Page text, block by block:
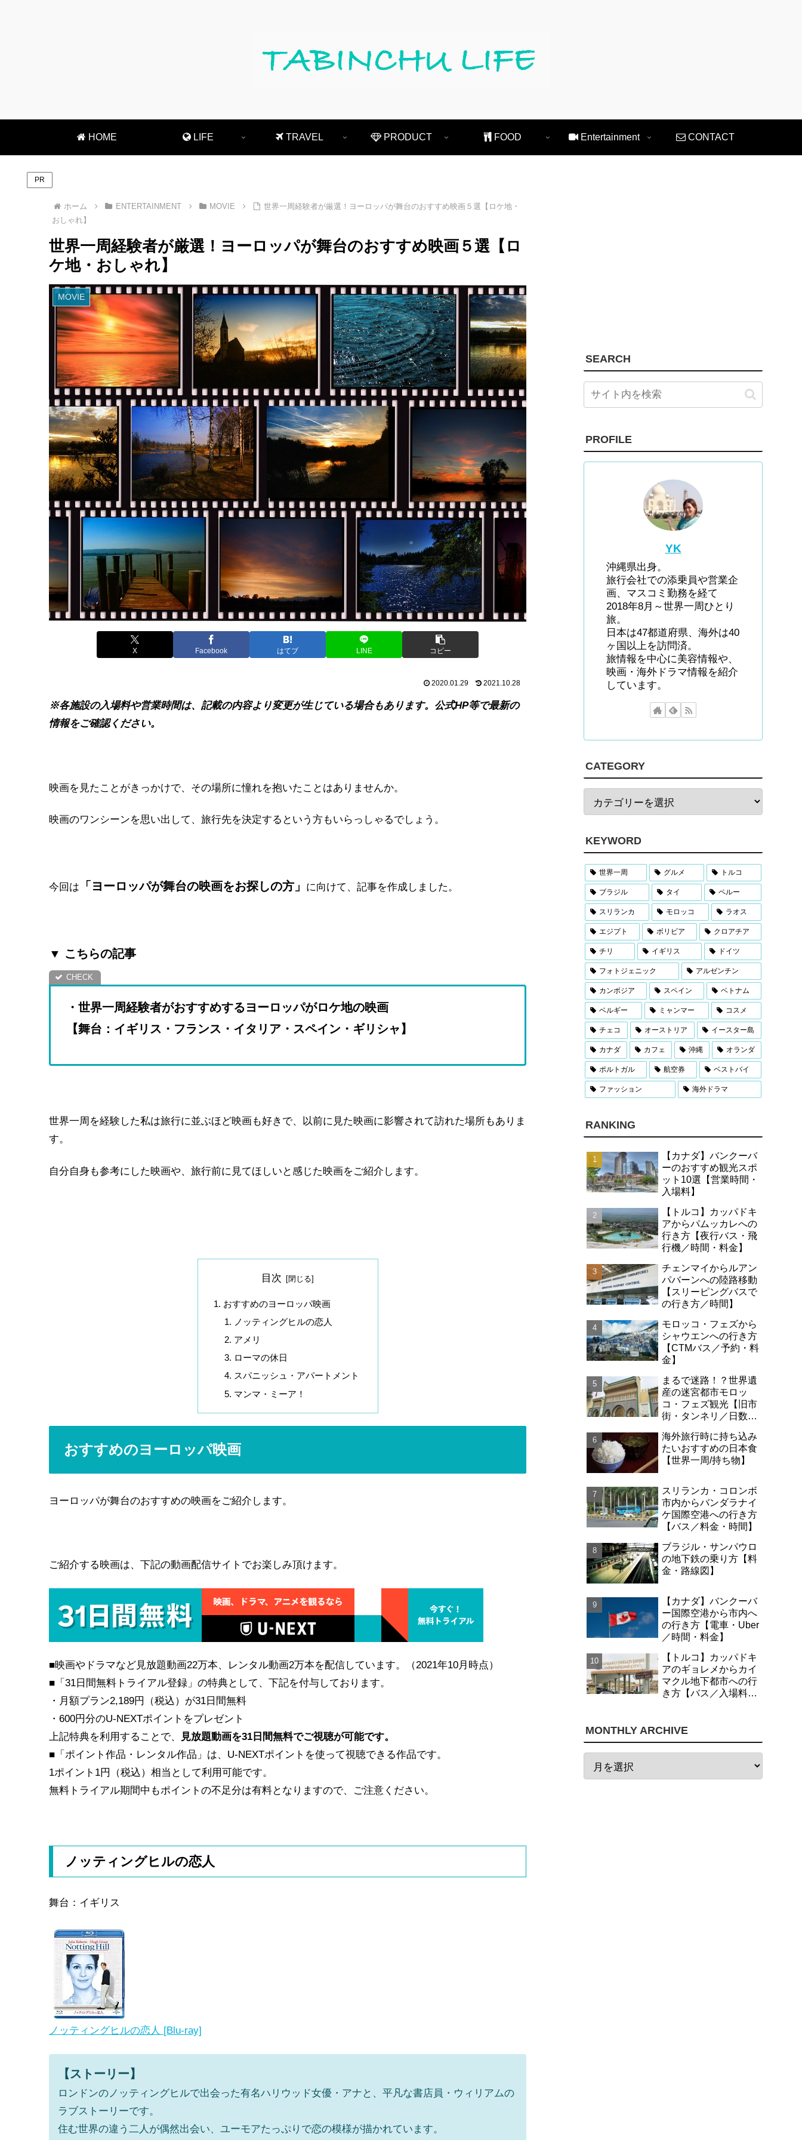
HOME LIFE TRAVEL PRODUCT FOOD Entertainment CONTACT
PR
ホーム ENTERTAINMENT MOVIE
世界一周経験者が厳選！ヨーロッパが舞台のおすすめ映画５選【ロケ地・
おしゃれ】
世界一周経験者が厳選！ヨーロッパが舞台のおすすめ映画５選【ロ
ケ地・おしゃれ】
MOVIE
X Facebook はてブ LINE コピー
2020.01.29 2021.10.28
※各施設の入場料や営業時間は、記載の内容より変更が生じている場合もあります。公式HP等で最新の
情報をご確認ください。
映画を見たことがきっかけで、その場所に憧れを抱いたことはありませんか。
映画のワンシーンを思い出して、旅行先を決定するという方もいらっしゃるでしょう。
今回は 「ヨーロッパが舞台の映画をお探しの方」 に向けて、記事を作成しました。
▼ こちらの記事
・世界一周経験者がおすすめするヨーロッパがロケ地の映画
【舞台：イギリス・フランス・イタリア・スペイン・ギリシャ】
世界一周を経験した私は旅行に並ぶほど映画も好きで、以前に見た映画に影響されて訪れた場所もありま
す。
自分自身も参考にした映画や、旅行前に見てほしいと感じた映画をご紹介します。
目次
おすすめのヨーロッパ映画
ノッティングヒルの恋人
アメリ
ローマの休日
スパニッシュ・アパートメント
マンマ・ミーア！
おすすめのヨーロッパ映画
ヨーロッパが舞台のおすすめの映画をご紹介します。
ご紹介する映画は、下記の動画配信サイトでお楽しみ頂けます。
■映画やドラマなど見放題動画22万本、レンタル動画2万本を配信しています。（2021年10月時点）
■「31日間無料トライアル登録」の特典として、下記を付与しております。
・月額プラン2,189円（税込）が31日間無料
・600円分のU-NEXTポイントをプレゼント
上記特典を利用することで、
見放題動画を31日間無料でご視聴が可能です。
■「ポイント作品・レンタル作品」は、U-NEXTポイントを使って視聴できる作品です。
1ポイント1円（税込）相当として利用可能です。
無料トライアル期間中もポイントの不足分は有料となりますので、ご注意ください。
ノッティングヒルの恋人
舞台：イギリス
ノッティングヒルの恋人 [Blu-ray]
【ストーリー】
ロンドンのノッティングヒルで出会った有名ハリウッド女優・アナと、平凡な書店員・ウィリアムの
ラブストーリーです。
住む世界の違う二人が偶然出会い、ユーモアたっぷりで恋の模様が描かれています。
SEARCH
PROFILE
YK
沖縄県出身。
旅行会社での添乗員や営業企
画、マスコミ勤務を経て
2018年8月～世界一周ひとり
旅。
日本は47都道府県、海外は40
ヶ国以上を訪問済。
旅情報を中心に美容情報や、
映画・海外ドラマ情報を紹介
しています。
CATEGORY
KEYWORD
世界一周 グルメ トルコ
ブラジル タイ ペルー
スリランカ モロッコ ラオス
エジプト ボリビア クロアチア
チリ イギリス ドイツ
フォトジェニック アルゼンチン
カンボジア スペイン ベトナム
ベルギー ミャンマー コスメ
チェコ オーストリア イースター島
カナダ カフェ 沖縄 オランダ
ポルトガル 航空券 ベストバイ
ファッション 海外ドラマ
RANKING
【カナダ】バンクーバ
ーのおすすめ観光スポ
ット10選【営業時間・
入場料】
【トルコ】カッパドキ
アからパムッカレへの
行き方【夜行バス・飛
行機／時間・料金】
チェンマイからルアン
パバーンへの陸路移動
【スリーピングバスで
の行き方／時間】
モロッコ・フェズから
シャウエンへの行き方
【CTMバス／予約・料
金】
まるで迷路！？世界遺
産の迷宮都市モロッ
コ・フェズ観光【旧市
街・タンネリ／日数・
海外旅行時に持ち込み
たいおすすめの日本食
【世界一周/持ち物】
スリランカ・コロンボ
市内からバンダラナイ
ケ国際空港への行き方
【バス／料金・時間】
ブラジル・サンパウロ
の地下鉄の乗り方【料
金・路線図】
【カナダ】バンクーバ
ー国際空港から市内へ
の行き方【電車・Uber
／時間・料金】
【トルコ】カッパドキ
アのギョレメからカイ
マクル地下都市への行
き方【バス／入場料・
MONTHLY ARCHIVE